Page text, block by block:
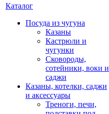
Каталог
Посуда из чугуна
Казаны
Кастрюли и
чугунки
Сковороды,
сотейники, воки и
саджи
Казаны, котелки, саджи
и аксессуары
Треноги, печи,